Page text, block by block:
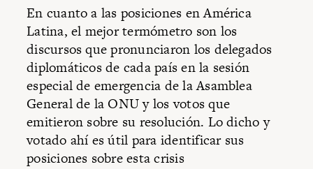
En cuanto a las posiciones en América
Latina, el mejor termómetro son los
discursos que pronunciaron los delegados
diplomáticos de cada país en la sesión
especial de emergencia de la Asamblea
General de la ONU y los votos que
emitieron sobre su resolución. Lo dicho y
votado ahí es útil para identificar sus
posiciones sobre esta crisis